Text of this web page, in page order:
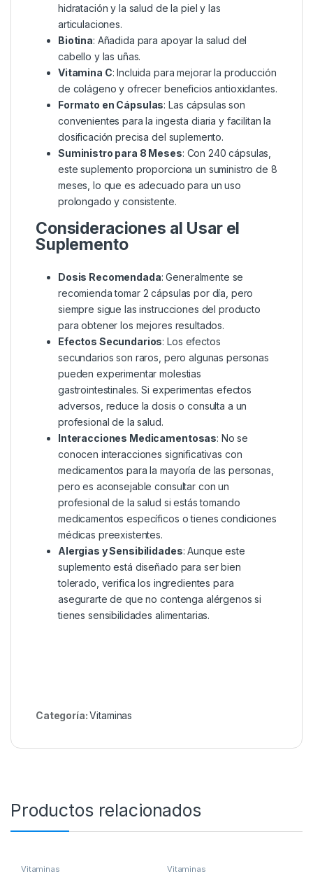
hidratación y la salud de la piel y las
articulaciones.
Biotina: Añadida para apoyar la salud del
cabello y las uñas.
Vitamina C: Incluida para mejorar la producción
de colágeno y ofrecer beneficios antioxidantes.
Formato en Cápsulas: Las cápsulas son
convenientes para la ingesta diaria y facilitan la
dosificación precisa del suplemento.
Suministro para 8 Meses: Con 240 cápsulas,
este suplemento proporciona un suministro de 8
meses, lo que es adecuado para un uso
prolongado y consistente.
Consideraciones al Usar el
Suplemento
Dosis Recomendada: Generalmente se
recomienda tomar 2 cápsulas por día, pero
siempre sigue las instrucciones del producto
para obtener los mejores resultados.
Efectos Secundarios: Los efectos
secundarios son raros, pero algunas personas
pueden experimentar molestias
gastrointestinales. Si experimentas efectos
adversos, reduce la dosis o consulta a un
profesional de la salud.
Interacciones Medicamentosas: No se
conocen interacciones significativas con
medicamentos para la mayoría de las personas,
pero es aconsejable consultar con un
profesional de la salud si estás tomando
medicamentos específicos o tienes condiciones
médicas preexistentes.
Alergias y Sensibilidades: Aunque este
suplemento está diseñado para ser bien
tolerado, verifica los ingredientes para
asegurarte de que no contenga alérgenos si
tienes sensibilidades alimentarias.
Categoría:Vitaminasㅤ
Productos relacionados
Vitaminasㅤ Vitaminasㅤ